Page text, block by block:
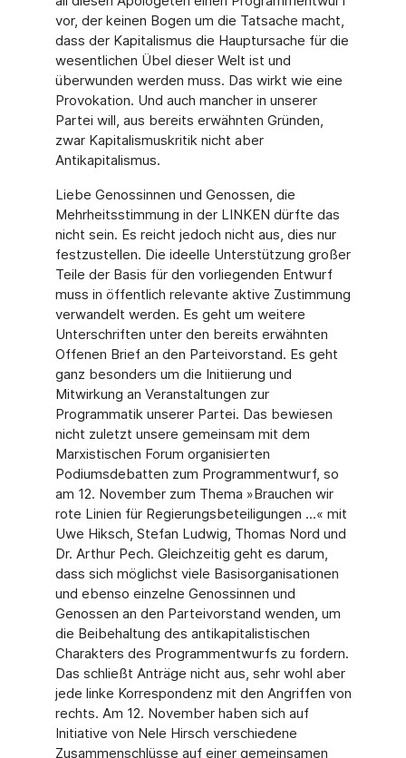
vor, der keinen Bogen um die Tatsache macht,
dass der Kapitalismus die Hauptursache für die
wesentlichen Übel dieser Welt ist und
überwunden werden muss. Das wirkt wie eine
Provokation. Und auch mancher in unserer
Partei will, aus bereits erwähnten Gründen,
zwar Kapitalismuskritik nicht aber
Antikapitalismus.
Liebe Genossinnen und Genossen, die
Mehrheitsstimmung in der LINKEN dürfte das
nicht sein. Es reicht jedoch nicht aus, dies nur
festzustellen. Die ideelle Unterstützung großer
Teile der Basis für den vorliegenden Entwurf
muss in öffentlich relevante aktive Zustimmung
verwandelt werden. Es geht um weitere
Unterschriften unter den bereits erwähnten
Offenen Brief an den Parteivorstand. Es geht
ganz besonders um die Initiierung und
Mitwirkung an Veranstaltungen zur
Programmatik unserer Partei. Das bewiesen
nicht zuletzt unsere gemeinsam mit dem
Marxistischen Forum organisierten
Podiumsdebatten zum Programmentwurf, so
am 12. November zum Thema »Brauchen wir
rote Linien für Regierungsbeteiligungen ...« mit
Uwe Hiksch, Stefan Ludwig, Thomas Nord und
Dr. Arthur Pech. Gleichzeitig geht es darum,
dass sich möglichst viele Basisorganisationen
und ebenso einzelne Genossinnen und
Genossen an den Parteivorstand wenden, um
die Beibehaltung des antikapitalistischen
Charakters des Programmentwurfs zu fordern.
Das schließt Anträge nicht aus, sehr wohl aber
jede linke Korrespondenz mit den Angriffen von
rechts. Am 12. November haben sich auf
Initiative von Nele Hirsch verschiedene
Zusammenschlüsse auf einer gemeinsamen